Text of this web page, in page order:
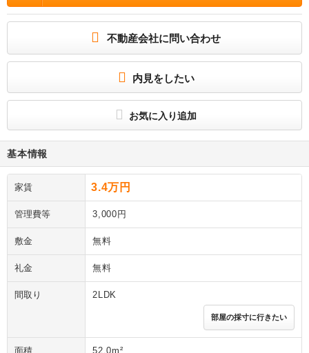
不動産会社に問い合わせ
内見をしたい
お気に入り追加
基本情報
家賃 3.4万円
管理費等 3,000円
敷金 無料
礼金 無料
間取り 2LDK
部屋の採寸に行きたい
面積 52.0m²